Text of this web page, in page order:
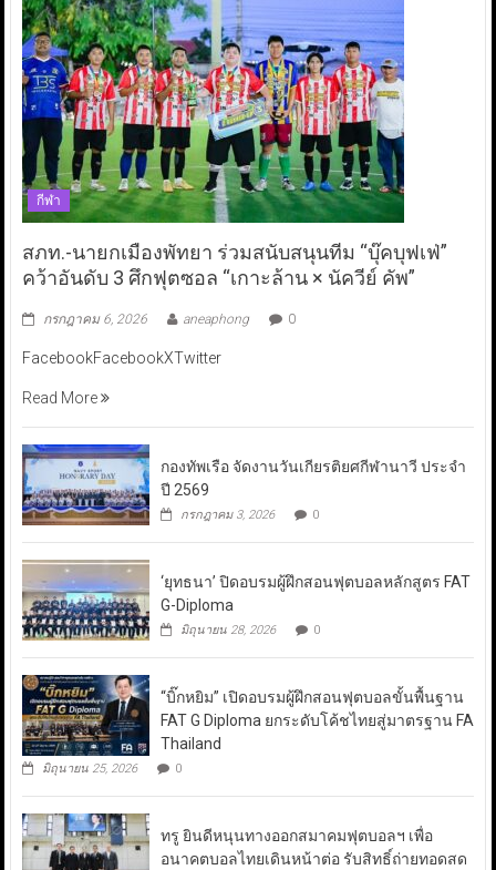
กีฬา
สภท.-นายกเมืองพัทยา ร่วมสนับสนุนทีม “บุ๊คบุฟเฟ่”
คว้าอันดับ 3 ศึกฟุตซอล “เกาะล้าน × นัควีย์ คัพ”
กรกฎาคม 6, 2026 aneaphong 0
FacebookFacebookXTwitter
Read More
กองทัพเรือ จัดงานวันเกียรติยศกีฬานาวี ประจำ
ปี 2569
กรกฎาคม 3, 2026 0
‘ยุทธนา’ ปิดอบรมผู้ฝึกสอนฟุตบอลหลักสูตร FAT
G-Diploma
มิถุนายน 28, 2026 0
“บิ๊กหยิม” เปิดอบรมผู้ฝึกสอนฟุตบอลขั้นพื้นฐาน
FAT G Diploma ยกระดับโค้ชไทยสู่มาตรฐาน FA
Thailand
มิถุนายน 25, 2026 0
ทรู ยินดีหนุนทางออกสมาคมฟุตบอลฯ เพื่อ
อนาคตบอลไทยเดินหน้าต่อ รับสิทธิ์ถ่ายทอดสด